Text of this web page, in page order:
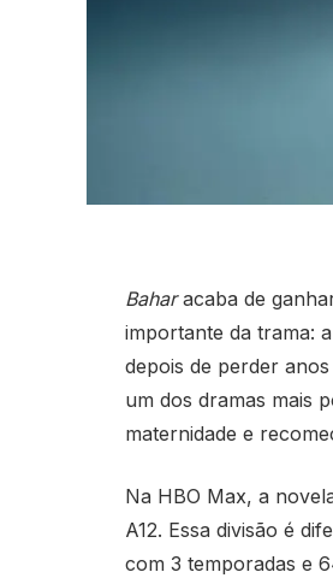
Baharacaba de
importante da trama:
depois de perder
um dos dramas mais
maternidade e
Na HBO Max, a
A12. Essa divisão é
com 3 temporadas e